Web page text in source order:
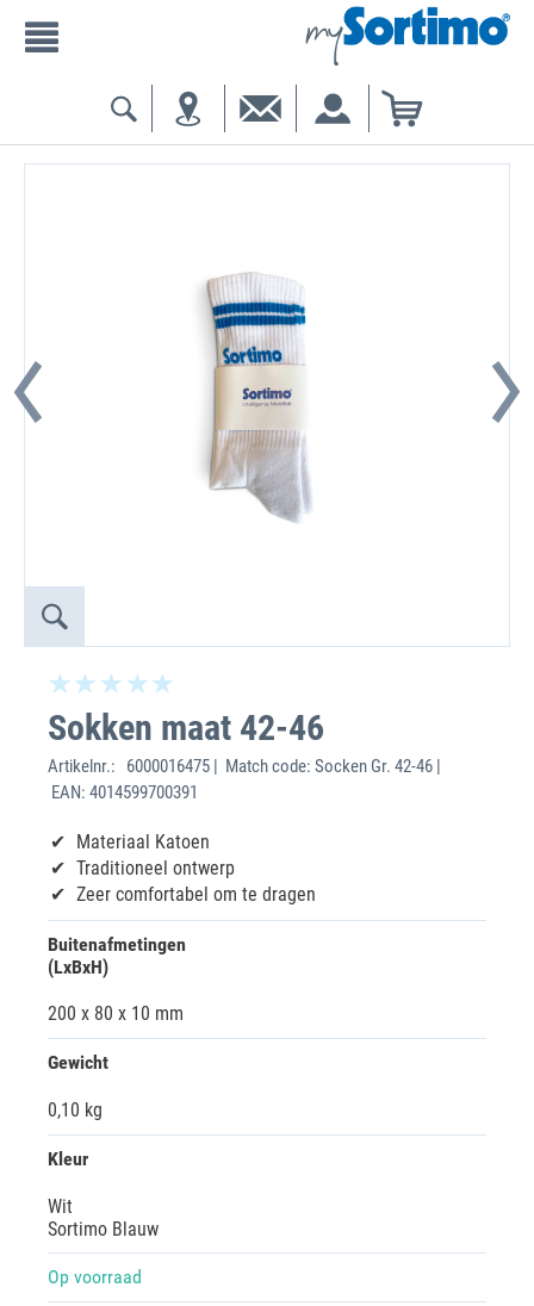
Sokken maat 42-46
Artikelnr.:
6000016475 | Match code: Socken Gr. 42-46 |
EAN: 4014599700391
Materiaal Katoen
Traditioneel ontwerp
Zeer comfortabel om te dragen
Buitenafmetingen
(LxBxH)
200 x 80 x 10 mm
Gewicht
0,10 kg
Kleur
Wit
Sortimo Blauw
Op voorraad